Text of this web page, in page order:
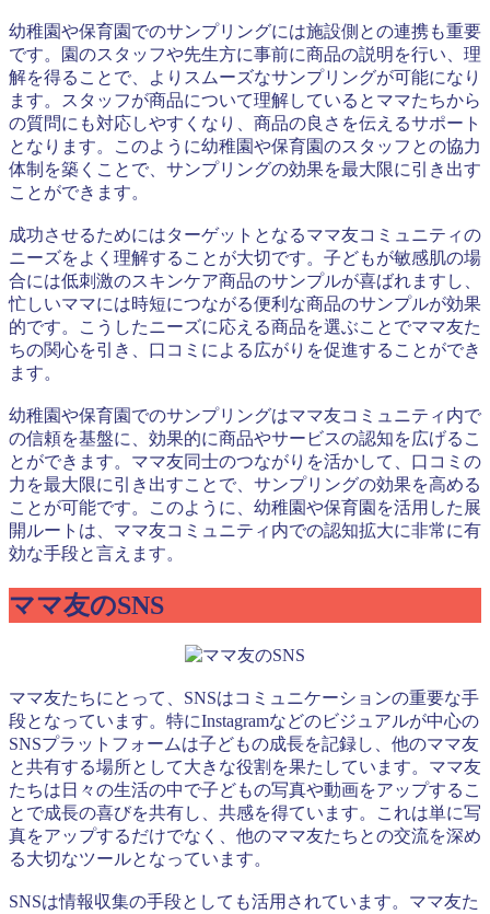
幼稚園や保育園でのサンプリングには施設側との連携も重要
です。園のスタッフや先生方に事前に商品の説明を行い、理
解を得ることで、よりスムーズなサンプリングが可能になり
ます。スタッフが商品について理解しているとママたちから
の質問にも対応しやすくなり、商品の良さを伝えるサポート
となります。このように幼稚園や保育園のスタッフとの協力
体制を築くことで、サンプリングの効果を最大限に引き出す
ことができます。
成功させるためにはターゲットとなるママ友コミュニティの
ニーズをよく理解することが大切です。子どもが敏感肌の場
合には低刺激のスキンケア商品のサンプルが喜ばれますし、
忙しいママには時短につながる便利な商品のサンプルが効果
的です。こうしたニーズに応える商品を選ぶことでママ友た
ちの関心を引き、口コミによる広がりを促進することができ
ます。
幼稚園や保育園でのサンプリングはママ友コミュニティ内で
の信頼を基盤に、効果的に商品やサービスの認知を広げるこ
とができます。ママ友同士のつながりを活かして、口コミの
力を最大限に引き出すことで、サンプリングの効果を高める
ことが可能です。このように、幼稚園や保育園を活用した展
開ルートは、ママ友コミュニティ内での認知拡大に非常に有
効な手段と言えます。
ママ友のSNS
ママ友たちにとって、SNSはコミュニケーションの重要な手
段となっています。特にInstagramなどのビジュアルが中心の
SNSプラットフォームは子どもの成長を記録し、他のママ友
と共有する場所として大きな役割を果たしています。ママ友
たちは日々の生活の中で子どもの写真や動画をアップするこ
とで成長の喜びを共有し、共感を得ています。これは単に写
真をアップするだけでなく、他のママ友たちとの交流を深め
る大切なツールとなっています。
SNSは情報収集の手段としても活用されています。ママ友た